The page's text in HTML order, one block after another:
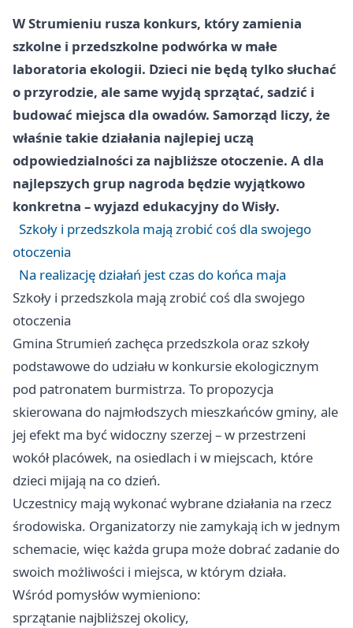
W Strumieniu rusza konkurs, który zamienia
szkolne i przedszkolne podwórka w małe
laboratoria ekologii. Dzieci nie będą tylko słuchać
o przyrodzie, ale same wyjdą sprzątać, sadzić i
budować miejsca dla owadów. Samorząd liczy, że
właśnie takie działania najlepiej uczą
odpowiedzialności za najbliższe otoczenie. A dla
najlepszych grup nagroda będzie wyjątkowo
konkretna – wyjazd edukacyjny do Wisły.
Szkoły i przedszkola mają zrobić coś dla swojego
otoczenia
Na realizację działań jest czas do końca maja
Szkoły i przedszkola mają zrobić coś dla swojego
otoczenia
Gmina Strumień zachęca przedszkola oraz szkoły
podstawowe do udziału w konkursie ekologicznym
pod patronatem burmistrza. To propozycja
skierowana do najmłodszych mieszkańców gminy, ale
jej efekt ma być widoczny szerzej – w przestrzeni
wokół placówek, na osiedlach i w miejscach, które
dzieci mijają na co dzień.
Uczestnicy mają wykonać wybrane działania na rzecz
środowiska. Organizatorzy nie zamykają ich w jednym
schemacie, więc każda grupa może dobrać zadanie do
swoich możliwości i miejsca, w którym działa.
Wśród pomysłów wymieniono:
sprzątanie najbliższej okolicy,